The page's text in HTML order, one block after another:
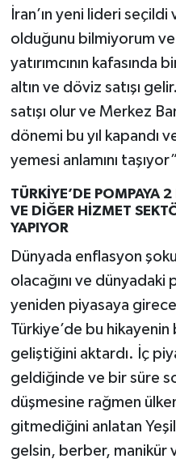
İran’ın yeni lideri
olduğunu bilmiyorum
yatırımcının kafasında
altın ve döviz satışı
satışı olur ve Merkez
dönemi bu yıl kapandı
yemesi anlamını
TÜRKİYE’DE POMPAYA
VE DİĞER HİZMET
YAPIYOR
Dünyada enflasyon
olacağını ve
yeniden piyasaya
Türkiye’de bu
geliştiğini aktardı. İç
geldiğinde ve bir süre
düşmesine rağmen
gitmediğini anlatan
gelsin, berber, manikür